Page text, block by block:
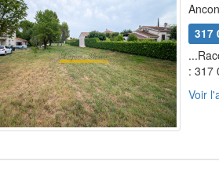
317
: 317
Voir